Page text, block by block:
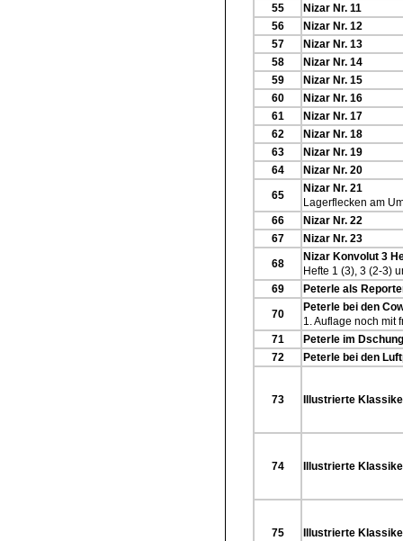
55
Nizar Nr. 11
56
Nizar Nr. 12
57
Nizar Nr. 13
58
Nizar Nr. 14
59
Nizar Nr. 15
60
Nizar Nr. 16
61
Nizar Nr. 17
62
Nizar Nr. 18
63
Nizar Nr. 19
64
Nizar Nr. 20
65
Nizar Nr. 21
Lagerflecken am
66
Nizar Nr. 22
67
Nizar Nr. 23
68
Nizar Konvolut 3
Hefte 1 (3), 3 (2-3)
69
Peterle als
70
Peterle bei den
1. Auflage noch mit
71
Peterle im
72
Peterle bei den
73 Illustrierte
74 Illustrierte
75 Illustrierte